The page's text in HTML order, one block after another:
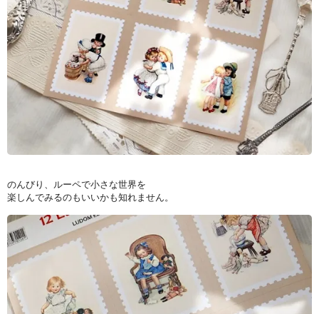
のんびり、ルーペで小さな世界を
楽しんでみるのもいいかも知れません。